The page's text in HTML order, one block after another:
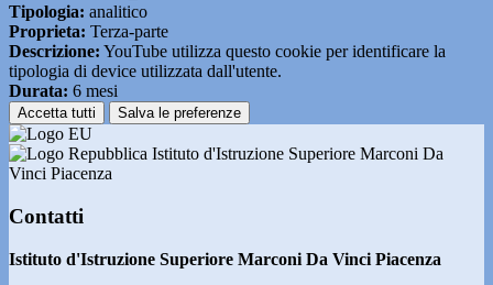
Tipologia: analitico
Proprieta: Terza-parte
Descrizione: YouTube utilizza questo cookie per identificare la
tipologia di device utilizzata dall'utente.
Durata: 6 mesi
Accetta tutti Salva le preferenze
Istituto d'Istruzione Superiore Marconi Da
Vinci Piacenza
Contatti
Istituto d'Istruzione Superiore Marconi Da Vinci Piacenza